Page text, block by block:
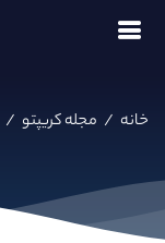
خانه / مجله کریپتو /